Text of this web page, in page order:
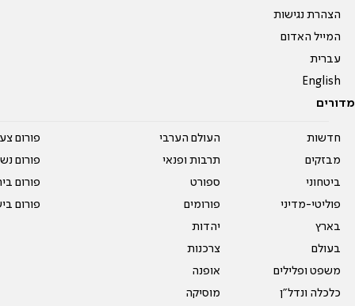
הצהרת נגישות
המייל האדום
עברית
English
מדורים
חדשות
מבזקים
ביטחוני
פוליטי-מדיני
בארץ
בעולם
משפט ופלילים
כלכלה ונדל"ן
העולם הערבי
תרבות ופנאי
ספורט
פורומים
יהדות
צרכנות
אופנה
מוסיקה
פורום
פורום
פורום
פורום